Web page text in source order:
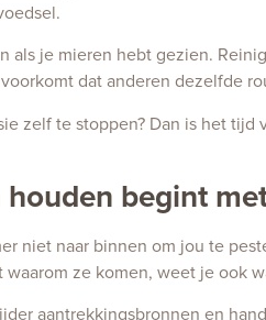
als je mieren hebt gezien.
dat anderen dezelfde
zelf te stoppen? Dan is het
begint
niet naar binnen om jou te
ze komen, weet je ook
aantrekkingsbronnen en